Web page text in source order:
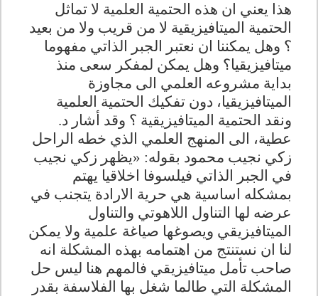
هذا يعني ان هذه الحتمية العلمية لا تماثل
الحتمية الميتافيزيقية لا من قريب ولا من بعيد
؟ وهل يمكننا ان نعتبر الجبر الذاتي مفهوما
ميتافيزيقيا؟ وهل يمكن لمفكر سعى منذ
بداية مشروعه العلمي الى مجاوزة
الميتافيزيقيا، دون تفكيك الحتمية العلمية
ونقد الحتمية الميتافيزيقية ؟ وقد أشار د.
عطية، الى المنهج العلمي الذي خطه الراحل
زكي نجيب محمود بقوله: «يظهر زكي نجيب
في الجبر الذاتي فيلسوفا اخلاقيا يهتم
بمشكله اساسية هي حرية الارادة يتجنب في
عرضه لها التناول اللاهوتي والتناول
الميتافيزيقي ويصوغها صياغة علمية ولا يمكن
لنا ان نستنتج من اهتمامه بهذه المشكلة انه
صاحب تأمل ميتافيزيقي فالمهم هنا ليس حل
المشكلة التي طالما شغل بها الفلاسفة بقدر